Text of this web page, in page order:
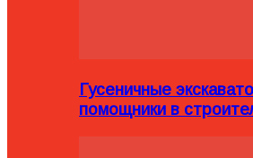
Гусеничные
помощники в